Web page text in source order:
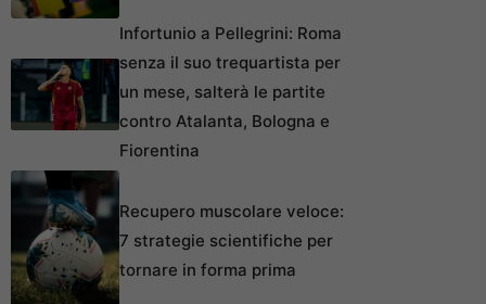
Infortunio a Pellegrini: Roma
senza il suo trequartista per
un mese, salterà le partite
contro Atalanta, Bologna e
Fiorentina
Recupero muscolare veloce:
7 strategie scientifiche per
tornare in forma prima